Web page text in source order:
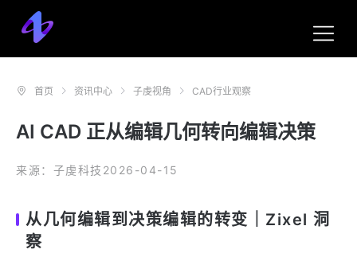
首页 资讯中心 子虔视角 CAD行业观察
AI CAD 正从编辑几何转向编辑决策
来源：子虔科技 2026-04-15
从几何编辑到决策编辑的转变｜Zixel 洞
察